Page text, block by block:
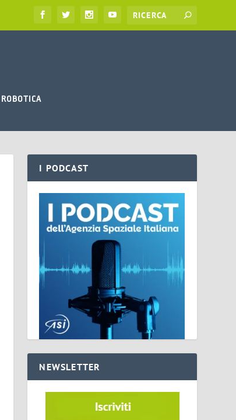
ROBOTICA
I PODCAST
NEWSLETTER